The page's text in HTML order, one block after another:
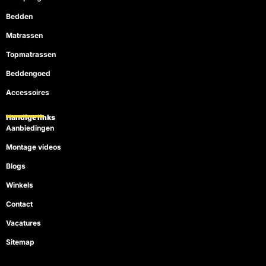
Bedden
Matrassen
Topmatrassen
Beddengoed
Accessoires
Handige links
Aanbiedingen
Montage videos
Blogs
Winkels
Contact
Vacatures
Sitemap